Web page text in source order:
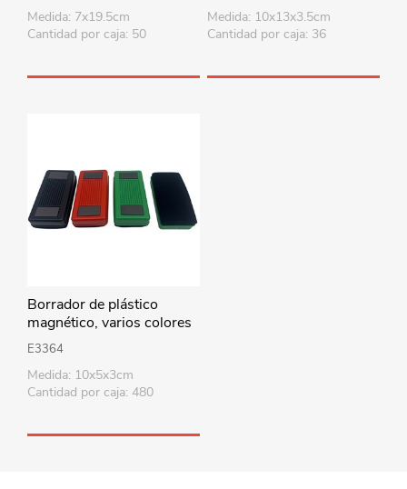
Medida: 7x19.5cm
Cantidad por caja: 50
Medida: 10x13x3.5cm
Cantidad por caja: 36
Borrador de plástico
magnético, varios colores
E3364
Medida: 10x5x3cm
Cantidad por caja: 480